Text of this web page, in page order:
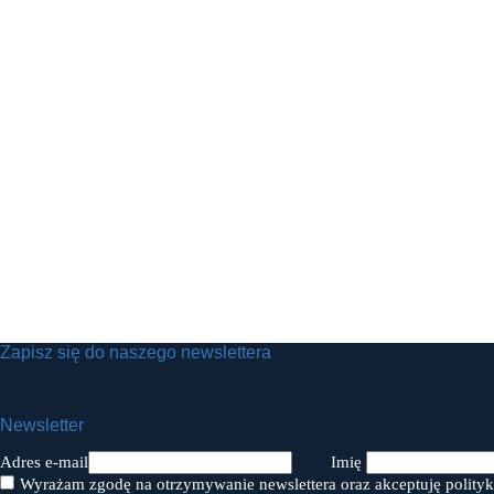
Zapisz się do naszego newslettera
Newsletter
Adres e-mail
Imię
Wyrażam zgodę na otrzymywanie newslettera oraz akceptuję